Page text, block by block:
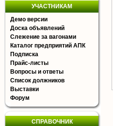
УЧАСТНИКАМ
Демо версии
Доска объявлений
Слежение за вагонами
Каталог предприятий АПК
Подписка
Прайс-листы
Вопросы и ответы
Список должников
Выставки
Форум
СПРАВОЧНИК